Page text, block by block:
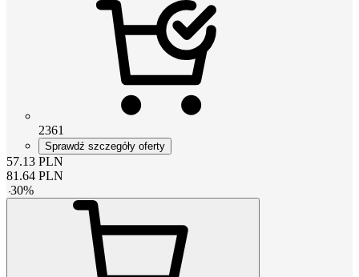
2361
Sprawdź szczegóły oferty
57.13 PLN
81.64 PLN
-30%